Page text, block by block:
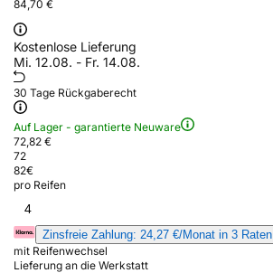
84,70 €
Kostenlose Lieferung
Mi. 12.08. - Fr. 14.08.
30 Tage Rückgaberecht
Auf Lager - garantierte Neuware
72,82 €
72
82€
pro Reifen
4
Zinsfreie Zahlung: 24,27 €/Monat in 3 Raten
mit Reifenwechsel
Lieferung an die Werkstatt